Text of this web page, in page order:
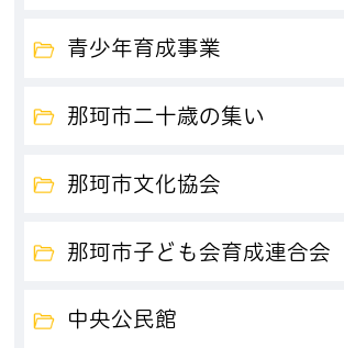
青少年育成事業
那珂市二十歳の集い
那珂市文化協会
那珂市子ども会育成連合会
中央公民館